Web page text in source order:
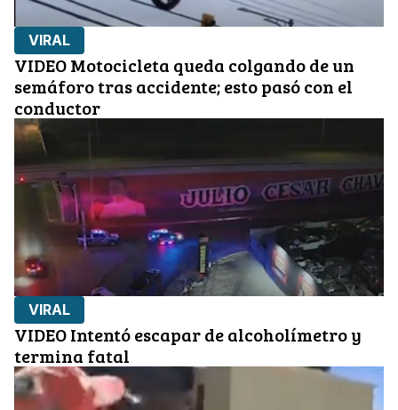
VIRAL
VIDEO Motocicleta queda colgando de un
semáforo tras accidente; esto pasó con el
conductor
VIRAL
VIDEO Intentó escapar de alcoholímetro y
termina fatal